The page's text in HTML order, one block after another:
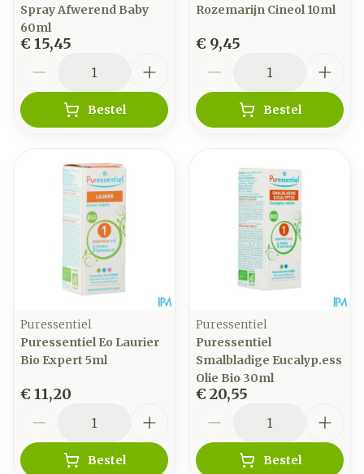
Spray Afwerend Baby
60ml
€ 15,45
Bestel
Rozemarijn Cineol 10ml
€ 9,45
Bestel
Puressentiel
Puressentiel Eo Laurier
Bio Expert 5ml
€ 11,20
Bestel
Puressentiel
Puressentiel
Smalbladige Eucalyp.ess
Olie Bio 30ml
€ 20,55
Bestel